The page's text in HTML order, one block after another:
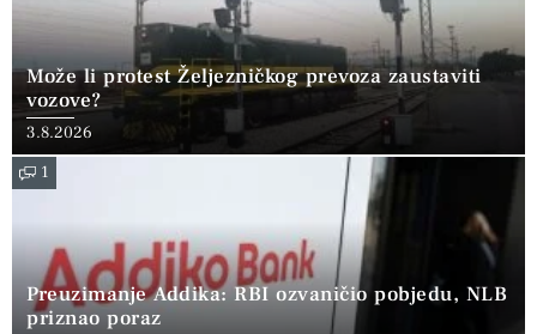
Može li protest Željezničkog prevoza zaustaviti
vozove?
3.8.2026
1
Preuzimanje Addika: RBI ozvaničio pobjedu, NLB
priznao poraz